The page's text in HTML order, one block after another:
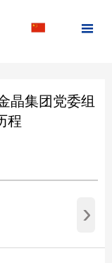

晶集团党委组
程
›